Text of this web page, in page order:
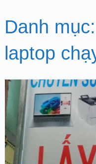
Danh mục:
laptop